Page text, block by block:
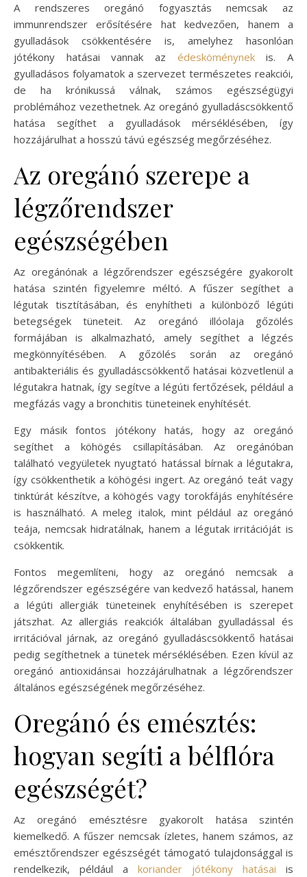
A rendszeres oregánó fogyasztás nemcsak az
immunrendszer erősítésére hat kedvezően, hanem a
gyulladások csökkentésére is, amelyhez hasonlóan
jótékony hatásai vannak az édesköménynekis. A
gyulladásos folyamatok a szervezet természetes reakciói,
de ha krónikussá válnak, számos egészségügyi
problémához vezethetnek. Az oregánó gyulladáscsökkentő
hatása segíthet a gyulladások mérséklésében, így
hozzájárulhat a hosszú távú egészség megőrzéséhez.
Az oregánó szerepe a
légzőrendszer
egészségében
Az oregánónak a légzőrendszer egészségére gyakorolt
hatása szintén figyelemre méltó. A fűszer segíthet a
légutak tisztításában, és enyhítheti a különböző légúti
betegségek tüneteit. Az oregánó illóolaja gőzölés
formájában is alkalmazható, amely segíthet a légzés
megkönnyítésében. A gőzölés során az oregánó
antibakteriális és gyulladáscsökkentő hatásai közvetlenül a
légutakra hatnak, így segítve a légúti fertőzések, például a
megfázás vagy a bronchitis tüneteinek enyhítését.
Egy másik fontos jótékony hatás, hogy az oregánó
segíthet a köhögés csillapításában. Az oregánóban
található vegyületek nyugtató hatással bírnak a légutakra,
így csökkenthetik a köhögési ingert. Az oregánó teát vagy
tinktúrát készítve, a köhögés vagy torokfájás enyhítésére
is használható. A meleg italok, mint például az oregánó
teája, nemcsak hidratálnak, hanem a légutak irritációját is
csökkentik.
Fontos megemlíteni, hogy az oregánó nemcsak a
légzőrendszer egészségére van kedvező hatással, hanem
a légúti allergiák tüneteinek enyhítésében is szerepet
játszhat. Az allergiás reakciók általában gyulladással és
irritációval járnak, az oregánó gyulladáscsökkentő hatásai
pedig segíthetnek a tünetek mérséklésében. Ezen kívül az
oregánó antioxidánsai hozzájárulhatnak a légzőrendszer
általános egészségének megőrzéséhez.
Oregánó és emésztés:
hogyan segíti a bélflóra
egészségét?
Az oregánó emésztésre gyakorolt hatása szintén
kiemelkedő. A fűszer nemcsak ízletes, hanem számos, az
emésztőrendszer egészségét támogató tulajdonsággal is
rendelkezik, például a koriander jótékony hatásai is